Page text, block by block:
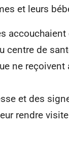
et leurs
accouchaient
centre de
ne
et des
rendre